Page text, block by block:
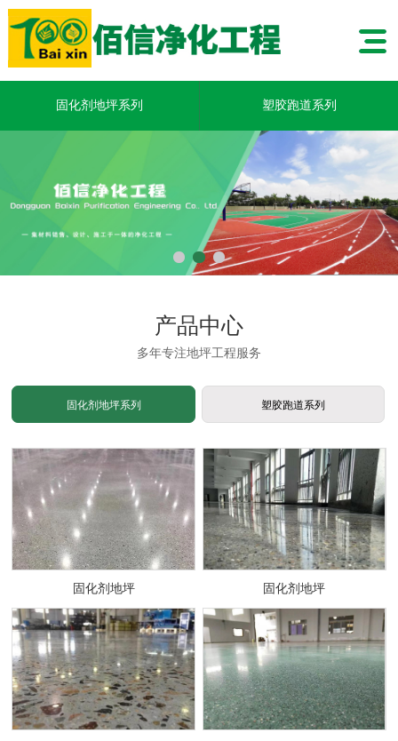
固化剂地坪系列 塑胶跑道系列
产品中心
多年专注地坪工程服务
固化剂地坪系列 塑胶跑道系列
固化剂地坪 固化剂地坪